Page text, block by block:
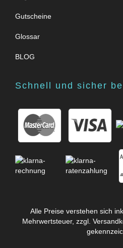
Gutscheine
Glossar
BLOG
Schnell und sicher
Alle Preise verstehen sich
Mehrwertsteuer, zzgl.